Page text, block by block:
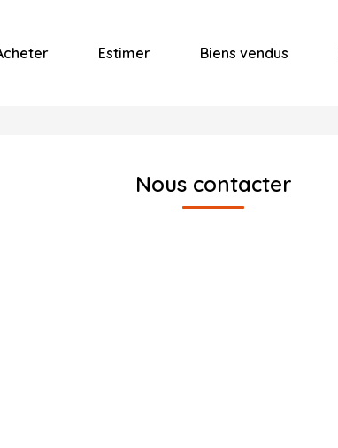
Estimer Biens vendus
Nous contacter